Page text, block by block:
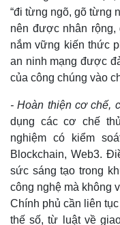
“đi từng ngõ, gõ từng
nên được nhân
nắm vững kiến thức
an ninh mạng được
của công chúng vào
- Hoàn thiện cơ chế,
dụng các cơ chế
nghiệm có kiểm
Blockchain, Web3.
sức sáng tạo trong
công nghệ mà không
Chính phủ cần liên
thế số, từ luật về